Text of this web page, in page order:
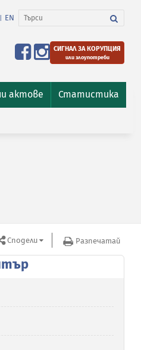
EN
СИГНАЛ ЗА КОРУПЦИЯ
или злоупотреби
актове Статистика
Сподели Разпечатай